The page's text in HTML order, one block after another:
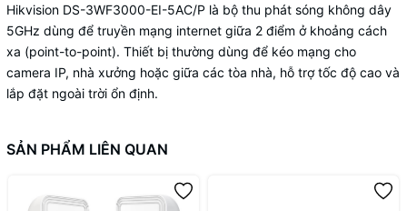
Hikvision DS-3WF3000-EI-5AC/P là bộ thu phát sóng không dây
5GHz dùng để truyền mạng internet giữa 2 điểm ở khoảng cách
xa (point-to-point). Thiết bị thường dùng để kéo mạng cho
camera IP, nhà xưởng hoặc giữa các tòa nhà, hỗ trợ tốc độ cao và
lắp đặt ngoài trời ổn định.
SẢN PHẨM LIÊN QUAN